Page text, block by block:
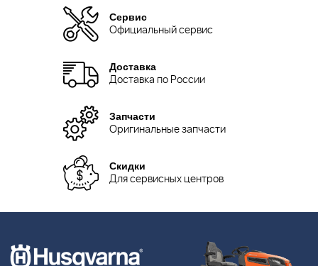
Сервис
Официальный сервис
Доставка
Доставка по России
Запчасти
Оригинальные запчасти
Скидки
Для сервисных центров